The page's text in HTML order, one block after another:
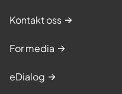
Kontakt oss
For media
eDialog